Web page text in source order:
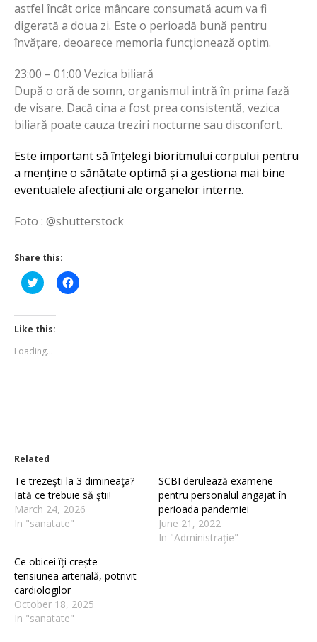
astfel încât orice mâncare consumată acum va fi
digerată a doua zi. Este o perioadă bună pentru
învățare, deoarece memoria funcționează optim.
23:00 – 01:00 Vezica biliară
După o oră de somn, organismul intră în prima fază
de visare. Dacă cina a fost prea consistentă, vezica
biliară poate cauza treziri nocturne sau disconfort.
Este important să înțelegi bioritmului corpului pentru
a menține o sănătate optimă și a gestiona mai bine
eventualele afecțiuni ale organelor interne.
Foto : @shutterstock
Share this:
Click
to
Twitter
(Opens
in
window)
Click
to
Like this:
Loading...
Related
Te trezeşti la 3 dimineaţa?
Iată ce trebuie să ştii!
March 24, 2026
In "sanatate"
SCBI derulează examene
pentru personalul angajat în
perioada pandemiei
June 21, 2022
In "Administrație"
Ce obicei îți crește
tensiunea arterială, potrivit
cardiologilor
October 18, 2025
In "sanatate"